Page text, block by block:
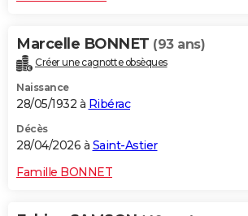
Marcelle BONNET (93 ans)
Créer une cagnotte obsèques
Naissance
28/05/1932 à Ribérac
Décès
28/04/2026 à Saint-Astier
Famille BONNET